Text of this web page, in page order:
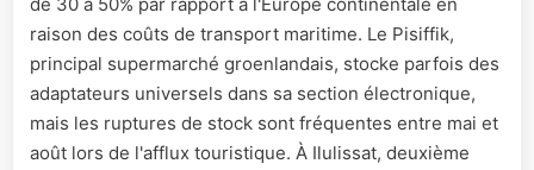
raison des coûts de transport maritime. Le Pisiffik,
principal supermarché groenlandais, stocke parfois des
adaptateurs universels dans sa section électronique,
mais les ruptures de stock sont fréquentes entre mai et
août lors de l'afflux touristique. À Ilulissat, deuxième